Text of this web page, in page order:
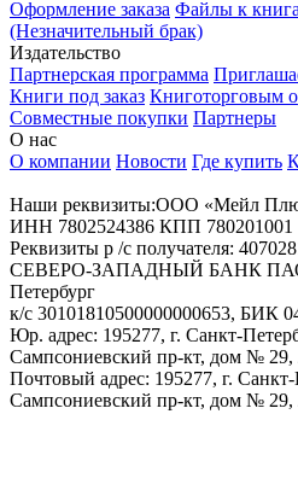
Оформление заказа Файлы к
(Незначительный брак)
Издательство
Партнерская программа
Книги под заказ Книготорговым
Совместные покупки Партнеры
О нас
О компании Новости Где купить
Наши реквизиты:ООО «Мейл
ИНН 7802524386 КПП 780201001
Реквизиты р /с получателя:
СЕВЕРО-ЗАПАДНЫЙ БАНК ПАО
Петербург
к/с 30101810500000000653, БИК
Юр. адрес: 195277, г. Санкт-
Сампсониевский пр-кт, дом № 29,
Почтовый адрес: 195277, г.
Сампсониевский пр-кт, дом № 29,